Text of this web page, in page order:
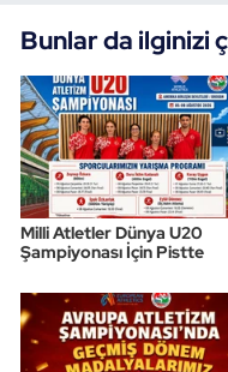
Bunlar da ilginizi
Milli Atletler Dünya U20
Şampiyonası İçin Pistte
Sualtı Sporları
Tekvando
Tenis
Triatlon
Vücut